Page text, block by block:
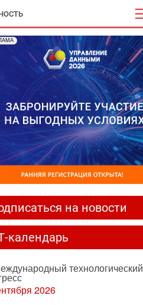
на новости
календарь
технологический
2026